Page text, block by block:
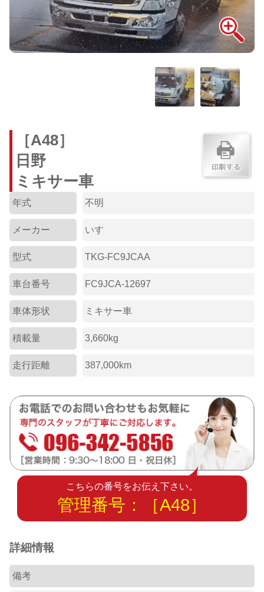
［A48］
日野
ミキサー車
年式 不明
メーカー いすゞ
型式 TKG-FC9JCAA
車台番号 FC9JCA-12697
車体形状 ミキサー車
積載量 3,660kg
走行距離 387,000km
こちらの番号をお伝え下さい。
管理番号：［A48］
詳細情報
備考